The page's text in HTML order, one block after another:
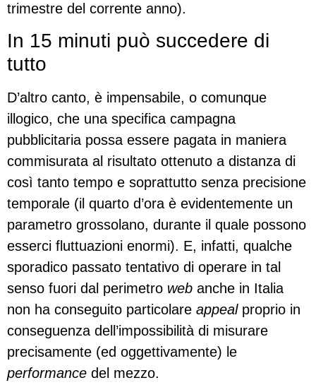
trimestre del corrente anno).
In 15 minuti può succedere di
tutto
D’altro canto, è impensabile, o comunque
illogico, che una specifica campagna
pubblicitaria possa essere pagata in maniera
commisurata al risultato ottenuto a distanza di
così tanto tempo e soprattutto senza precisione
temporale (il quarto d’ora è evidentemente un
parametro grossolano, durante il quale possono
esserci fluttuazioni enormi). E, infatti, qualche
sporadico passato tentativo di operare in tal
senso fuori dal perimetro web anche in Italia
non ha conseguito particolare appeal proprio in
conseguenza dell’impossibilità di misurare
precisamente (ed oggettivamente) le
performance del mezzo.